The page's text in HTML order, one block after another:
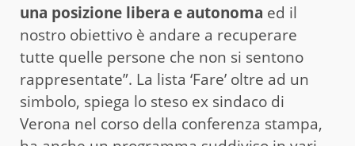
una posizione libera e autonoma ed il
nostro obiettivo è andare a recuperare
tutte quelle persone che non si sentono
rappresentate”. La lista ‘Fare’ oltre ad un
simbolo, spiega lo steso ex sindaco di
Verona nel corso della conferenza stampa,